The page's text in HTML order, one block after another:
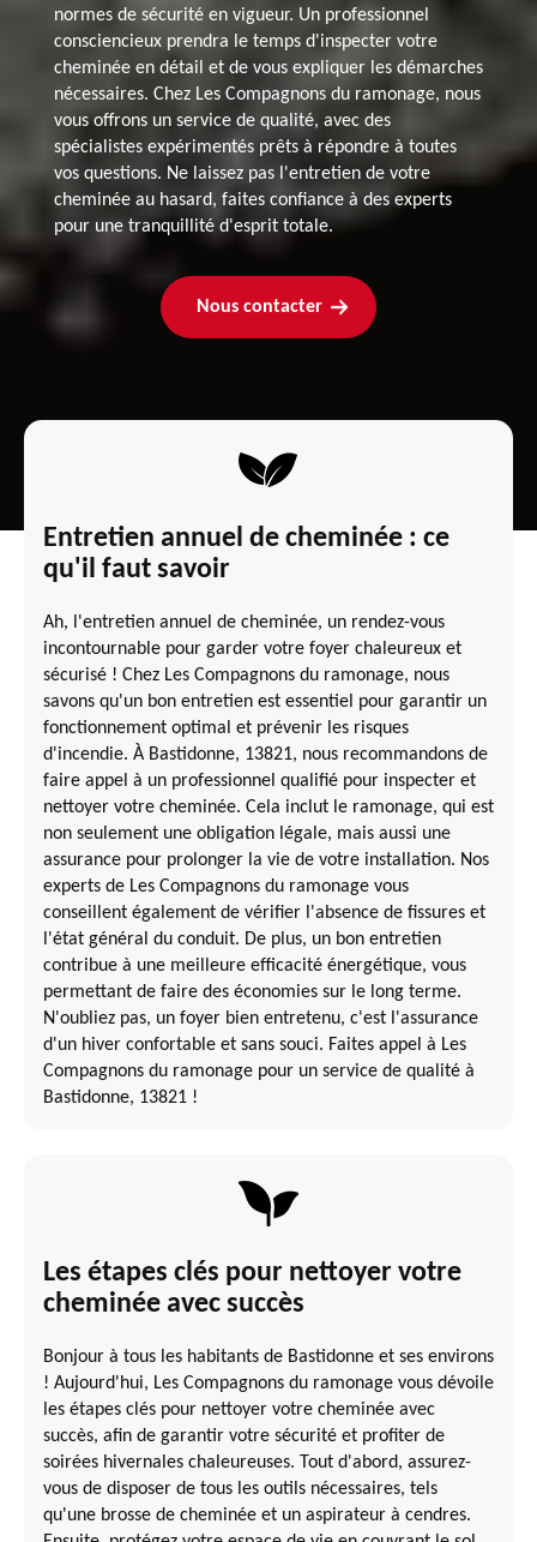
normes de sécurité en vigueur. Un professionnel
consciencieux prendra le temps d'inspecter votre
cheminée en détail et de vous expliquer les démarches
nécessaires. Chez Les Compagnons du ramonage, nous
vous offrons un service de qualité, avec des
spécialistes expérimentés prêts à répondre à toutes
vos questions. Ne laissez pas l'entretien de votre
cheminée au hasard, faites confiance à des experts
pour une tranquillité d'esprit totale.
Nous contacter
Entretien annuel de cheminée : ce
qu'il faut savoir
Ah, l'entretien annuel de cheminée, un rendez-vous
incontournable pour garder votre foyer chaleureux et
sécurisé ! Chez Les Compagnons du ramonage, nous
savons qu'un bon entretien est essentiel pour garantir un
fonctionnement optimal et prévenir les risques
d'incendie. À Bastidonne, 13821, nous recommandons de
faire appel à un professionnel qualifié pour inspecter et
nettoyer votre cheminée. Cela inclut le ramonage, qui est
non seulement une obligation légale, mais aussi une
assurance pour prolonger la vie de votre installation. Nos
experts de Les Compagnons du ramonage vous
conseillent également de vérifier l'absence de fissures et
l'état général du conduit. De plus, un bon entretien
contribue à une meilleure efficacité énergétique, vous
permettant de faire des économies sur le long terme.
N'oubliez pas, un foyer bien entretenu, c'est l'assurance
d'un hiver confortable et sans souci. Faites appel à Les
Compagnons du ramonage pour un service de qualité à
Bastidonne, 13821 !
Les étapes clés pour nettoyer votre
cheminée avec succès
Bonjour à tous les habitants de Bastidonne et ses environs
! Aujourd'hui, Les Compagnons du ramonage vous dévoile
les étapes clés pour nettoyer votre cheminée avec
succès, afin de garantir votre sécurité et profiter de
soirées hivernales chaleureuses. Tout d'abord, assurez-
vous de disposer de tous les outils nécessaires, tels
qu'une brosse de cheminée et un aspirateur à cendres.